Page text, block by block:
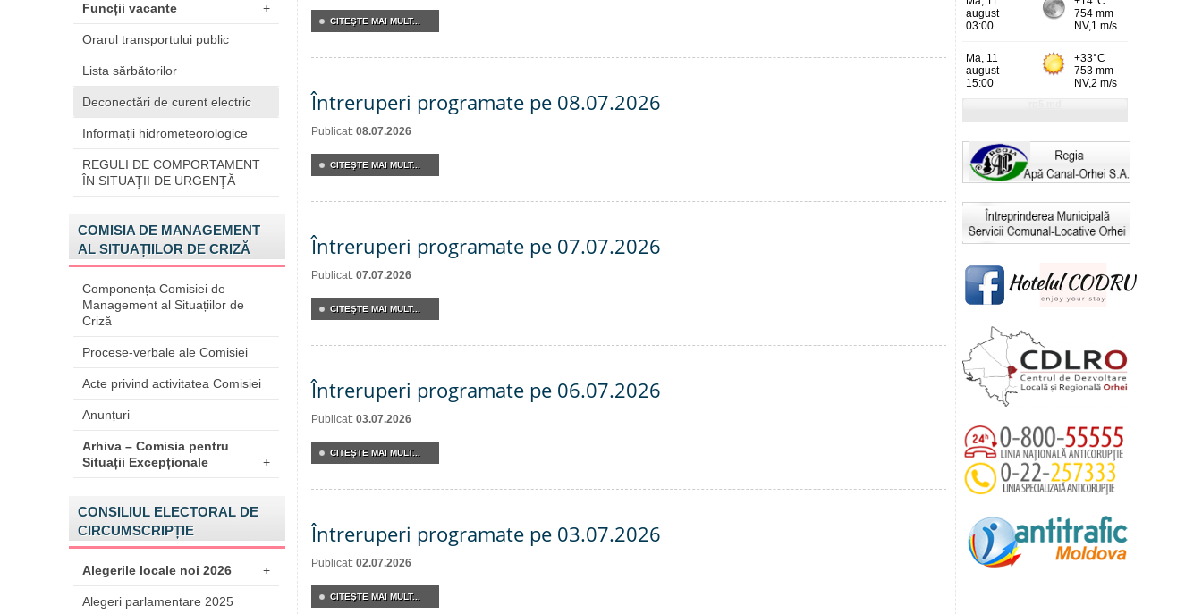
Funcții vacante +
Orarul transportului public
Lista sărbătorilor
Deconectări de curent electric
Informații hidrometeorologice
REGULI DE COMPORTAMENT
ÎN SITUAŢII DE URGENŢĂ
COMISIA DE MANAGEMENT
AL SITUAȚIILOR DE CRIZĂ
Componența Comisiei de
Management al Situațiilor de
Criză
Procese-verbale ale Comisiei
Acte privind activitatea Comisiei
Anunțuri
Arhiva – Comisia pentru
Situații Excepționale
+
CONSILIUL ELECTORAL DE
CIRCUMSCRIPȚIE
Alegerile locale noi 2026 +
Alegeri parlamentare 2025
CITEŞTE MAI MULT...
Întreruperi programate pe 08.07.2026
Publicat: 08.07.2026
CITEŞTE MAI MULT...
Întreruperi programate pe 07.07.2026
Publicat: 07.07.2026
CITEŞTE MAI MULT...
Întreruperi programate pe 06.07.2026
Publicat: 03.07.2026
CITEŞTE MAI MULT...
Întreruperi programate pe 03.07.2026
Publicat: 02.07.2026
CITEŞTE MAI MULT...